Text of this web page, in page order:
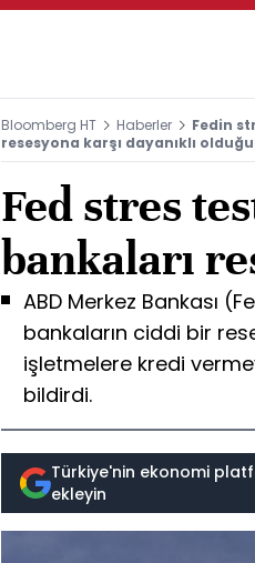
Bloomberg HT Haberler
Fedin
resesyona karşı dayanıklı
Fed stres
bankaları
ABD Merkez Bankası
bankaların ciddi bir
işletmelere kredi
bildirdi.
Türkiye'nin ekonomi
ekleyin